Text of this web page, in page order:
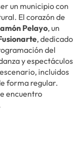
un municipio con
El corazón de
Pelayo, un
, dedicado
del
y espectáculos
incluidos
forma regular.
encuentro